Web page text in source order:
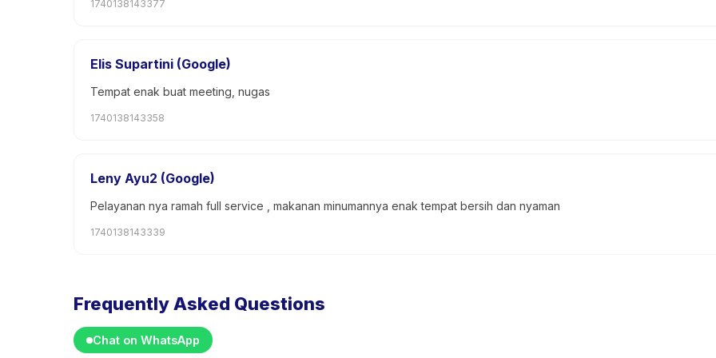
1740138143377
Elis Supartini (Google)
Tempat enak buat meeting, nugas
1740138143358
Leny Ayu2 (Google)
Pelayanan nya ramah full service , makanan minumannya enak tempat bersih dan nyaman
1740138143339
Frequently Asked Questions
Chat on WhatsApp